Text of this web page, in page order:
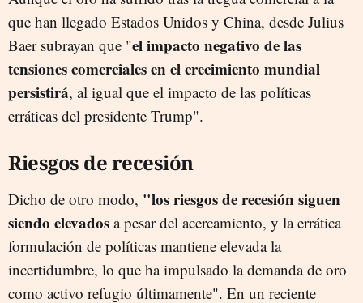
que han llegado Estados Unidos y China, desde Julius
Baer subrayan que "el impacto negativo de las
tensiones comerciales en el crecimiento mundial
persistirá, al igual que el impacto de las políticas
erráticas del presidente Trump".
Riesgos de recesión
Dicho de otro modo, "los riesgos de recesión siguen
siendo elevados a pesar del acercamiento, y la errática
formulación de políticas mantiene elevada la
incertidumbre, lo que ha impulsado la demanda de oro
como activo refugio últimamente". En un reciente